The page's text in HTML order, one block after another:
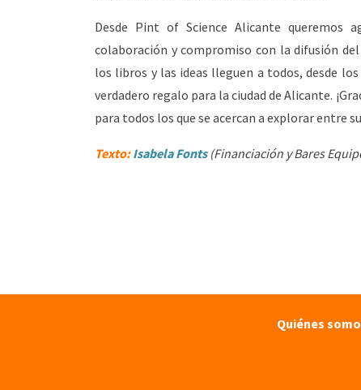
Desde Pint of Science Alicante queremos
colaboración y compromiso con la difusión
los libros y las ideas lleguen a todos, desde
verdadero regalo para la ciudad de Alicante.
para todos los que se acercan a explorar entre
Texto: Isabela Fonts (Financiación y Bares
Quiénes